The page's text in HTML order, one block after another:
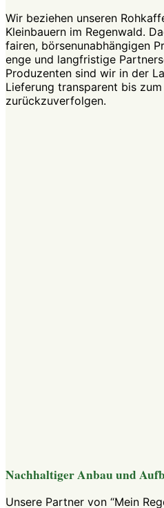
Wir beziehen unseren
Kleinbauern im Regenwald.
fairen, börsenunabhängigen
enge und langfristige
Produzenten sind wir in der
Lieferung transparent bis
zurückzuverfolgen.
Nachhaltiger Anbau und
Unsere Partner von “Mein